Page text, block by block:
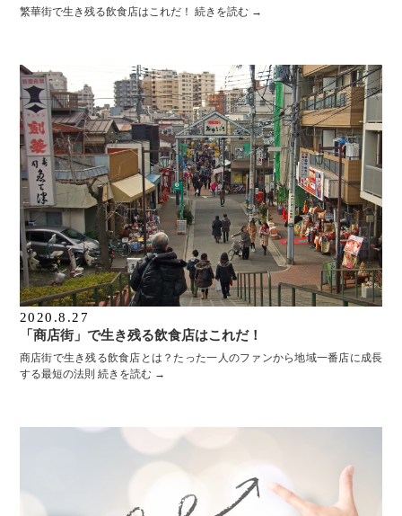
繁華街で生き残る飲食店はこれだ！ 続きを読む →
2020.8.27
「商店街」で生き残る飲食店はこれだ！
商店街で生き残る飲食店とは？たった一人のファンから地域一番店に成長
する最短の法則 続きを読む →